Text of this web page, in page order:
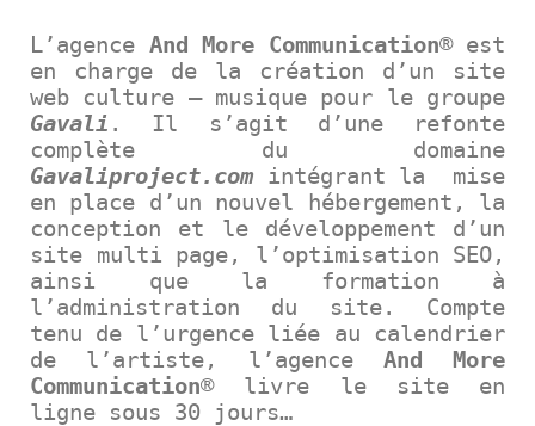
L’agence And More Communication® est
en charge de la création d’un site
web culture – musique pour le groupe
Gavali . Il s’agit d’une refonte
complète du domaine
Gavaliproject.com intégrant la mise
en place d’un nouvel hébergement, la
conception et le développement d’un
site multi page, l’optimisation SEO,
ainsi que la formation à
l’administration du site. Compte
tenu de l’urgence liée au calendrier
de l’artiste, l’agence And More
Communication® livre le site en
ligne sous 30 jours…